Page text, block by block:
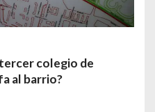
colegio de
al barrio?